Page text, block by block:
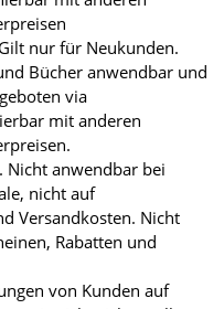
nur für Neukunden.
Bücher anwendbar und
via
mit anderen
Nicht anwendbar bei
nicht auf
Versandkosten. Nicht
Rabatten und
von Kunden auf